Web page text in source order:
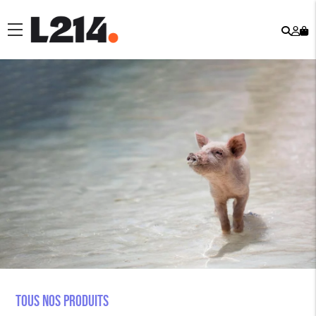
menu
Tous nos produits